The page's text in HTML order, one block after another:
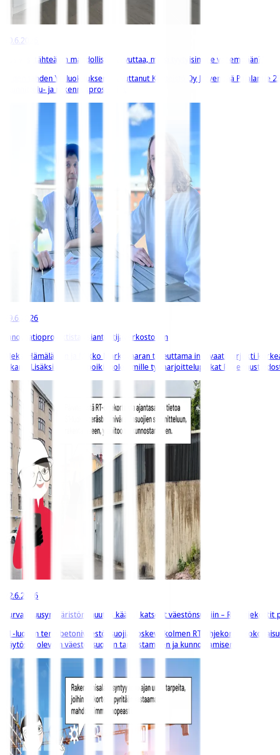
30.6.2026
"Jos viisi tähteä on mahdollista saavuttaa, miksi tyytyisimme vähempään?"
Viiden tähden YL-luokituksen saavuttanut Kiinteistö Oy Järvenpää
suunnittelu- ja rakennusprosessiin.
29.6.2026
Innovaatioprojektista asiantuntijaverkostoihin
Aleksi Hämäläisen ja Mikko Markovaaran toteuttama innovaatioprjekti
aikana. Lisäksi projekti poiki molemmille työharjoittelupaikat
22.6.2026
Turvallisuusympäristön muutos käänsi katseet väestönsuojiin – RT-ohjekortit
S1-luokan teräsbetoniväestönsuojia koskeva kolmen RT-ohjekortin
käytössä olevien väestönsuojien tarkastamisen ja kunnostamisen.